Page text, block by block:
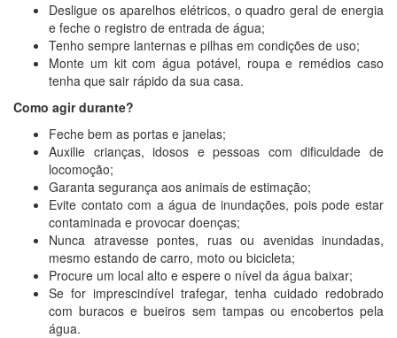
Desligue os aparelhos elétricos, o quadro geral de energia
e feche o registro de entrada de água;
Tenho sempre lanternas e pilhas em condições de uso;
Monte um kit com água potável, roupa e remédios caso
tenha que sair rápido da sua casa.
Como agir durante?
Feche bem as portas e janelas;
Auxilie crianças, idosos e pessoas com dificuldade de
locomoção;
Garanta segurança aos animais de estimação;
Evite contato com a água de inundações, pois pode estar
contaminada e provocar doenças;
Nunca atravesse pontes, ruas ou avenidas inundadas,
mesmo estando de carro, moto ou bicicleta;
Procure um local alto e espere o nível da água baixar;
Se for imprescindível trafegar, tenha cuidado redobrado
com buracos e bueiros sem tampas ou encobertos pela
água.